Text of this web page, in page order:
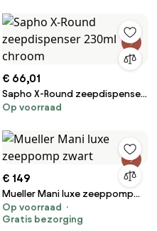
€ 66,01
Sapho X-Round zeepdispenser
230ml chroom
Op voorraad
€ 149
Mueller Mani luxe zeeppomp
zwart
Op voorraad
Gratis bezorging